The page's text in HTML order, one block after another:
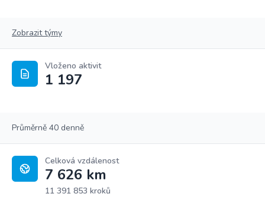
Zobrazit týmy
Vloženo aktivit
1 197
Průměrně 40 denně
Celková vzdálenost
7 626 km
11 391 853 kroků